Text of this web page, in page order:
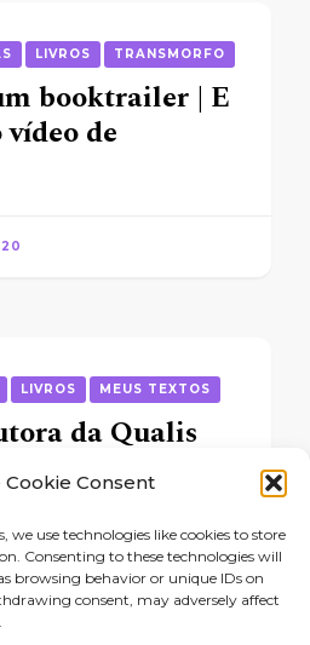
Cookie Consent
we use technologies like cookies to store
Consenting to these technologies will
browsing behavior or unique IDs on
consent, may adversely affect
LIVROS TRANSMORFO
booktrailer | E
de
LIVROS MEUS TEXTOS
da Qualis